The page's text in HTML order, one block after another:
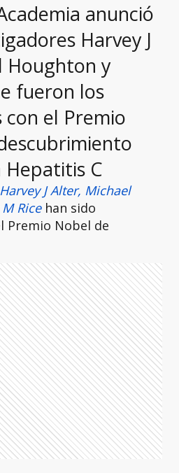
anunció
Harvey J
Houghton y
fueron los
el Premio
Hepatitis C
Harvey J Alter, Michael
Ricehan sido
Premio Nobel de